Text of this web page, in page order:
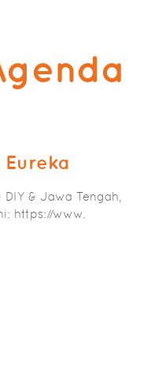
& Jawa Tengah,
https://www.